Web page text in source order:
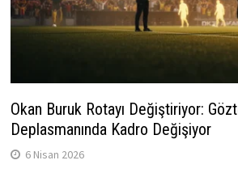
Okan Buruk Rotayı Değiştiriyor:
Deplasmanında Kadro Değişiyor
6 Nisan 2026